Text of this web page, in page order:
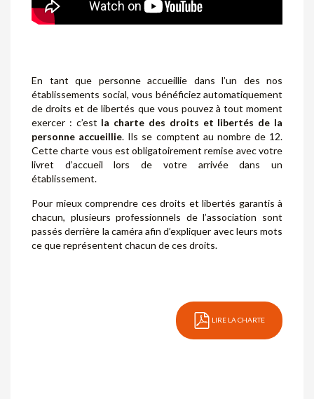
En tant que personne accueillie dans l’un des nos
établissements social, vous bénéficiez automatiquement
de droits et de libertés que vous pouvez à tout moment
exercer : c’est la charte des droits et libertés de la
personne accueillie. Ils se comptent au nombre de 12.
Cette charte vous est obligatoirement remise avec votre
livret d’accueil lors de votre arrivée dans un
établissement.
Pour mieux comprendre ces droits et libertés garantis à
chacun, plusieurs professionnels de l’association sont
passés derrière la caméra afin d’expliquer avec leurs mots
ce que représentent chacun de ces droits.
LIRE LA CHARTE